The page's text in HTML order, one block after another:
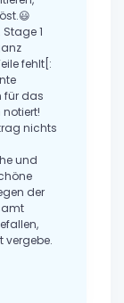
1
fehlt[:
für das
nichts
und
der
vergebe.